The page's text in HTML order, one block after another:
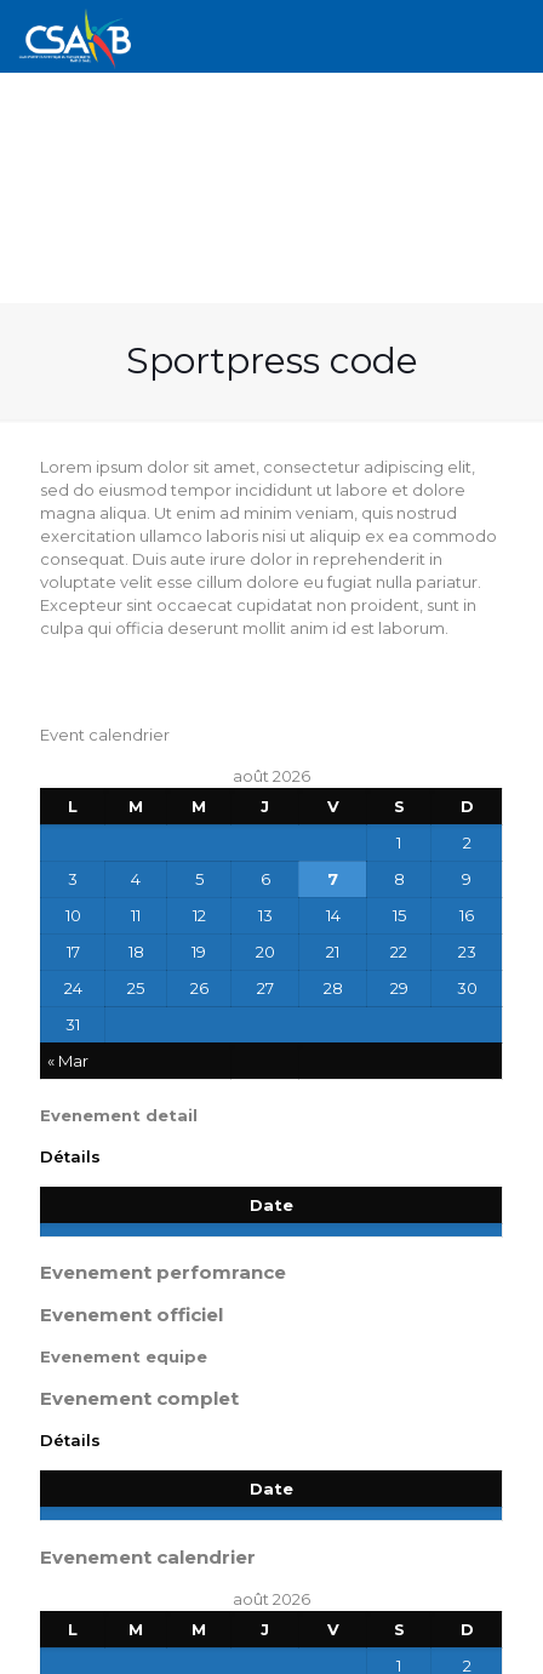
Sportpress code
Lorem ipsum dolor sit amet, consectetur adipiscing elit,
sed do eiusmod tempor incididunt ut labore et dolore
magna aliqua. Ut enim ad minim veniam, quis nostrud
exercitation ullamco laboris nisi ut aliquip ex ea commodo
consequat. Duis aute irure dolor in reprehenderit in
voluptate velit esse cillum dolore eu fugiat nulla pariatur.
Excepteur sint occaecat cupidatat non proident, sunt in
culpa qui officia deserunt mollit anim id est laborum.
Event calendrier
août 2026
L
M M J V S D
« Mar
1
2
3
4 5 6 7 8
9
10
11 12 13 14 15
16
17
18 19 20 21 22
23
24
25 26 27 28 29
30
31
Evenement detail
Détails
Date
Evenement perfomrance
Evenement officiel
Evenement equipe
Evenement complet
Détails
Date
Evenement calendrier
août 2026
L
M M J V S D
1
2